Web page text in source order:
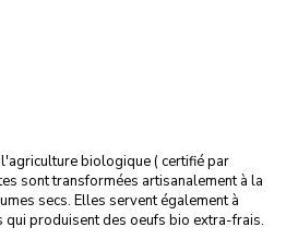
biologique ( certifié par
sont transformées artisanalement à la
secs. Elles servent également à
produisent des oeufs bio extra-frais.